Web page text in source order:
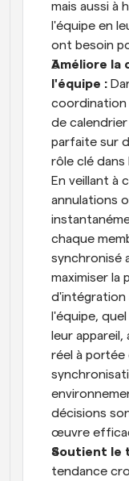
mais aussi à
l'équipe en
ont besoin
Améliore la
l'équipe :
coordination
de
parfaite sur
rôle clé dans
En veillant à
annulations
chaque
synchronisé
maximiser la
d'intégration
l'équipe,
leur
réel à portée
décisions
œuvre
Soutient le
tendance